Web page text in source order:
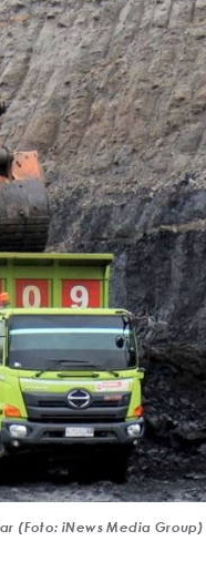
(Foto: iNews Media Group)